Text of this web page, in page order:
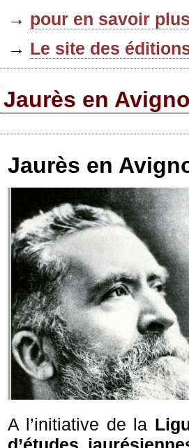
→ pour en savoir
→ Le site des
Jaurès en
Jaurès en
A l’initiative de la